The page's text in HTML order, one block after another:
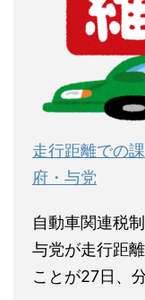
走行距離での
府・与党
自動車関連税
与党が走行距
ことが27日、